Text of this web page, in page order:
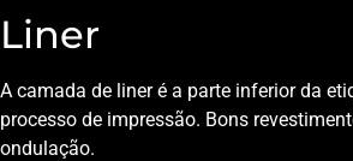
Liner
A camada de liner é a parte inferior da
processo de impressão. Bons
ondulação.